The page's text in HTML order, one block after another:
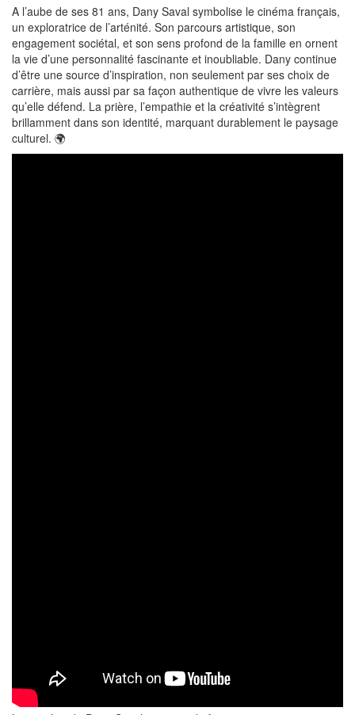
A l’aube de ses 81 ans, Dany Saval symbolise le cinéma français,
un exploratrice de l’arténité. Son parcours artistique, son
engagement sociétal, et son sens profond de la famille en ornent
la vie d’une personnalité fascinante et inoubliable. Dany continue
d’être une source d’inspiration, non seulement par ses choix de
carrière, mais aussi par sa façon authentique de vivre les valeurs
qu’elle défend. La prière, l’empathie et la créativité s’intègrent
brillamment dans son identité, marquant durablement le paysage
culturel. 🌍